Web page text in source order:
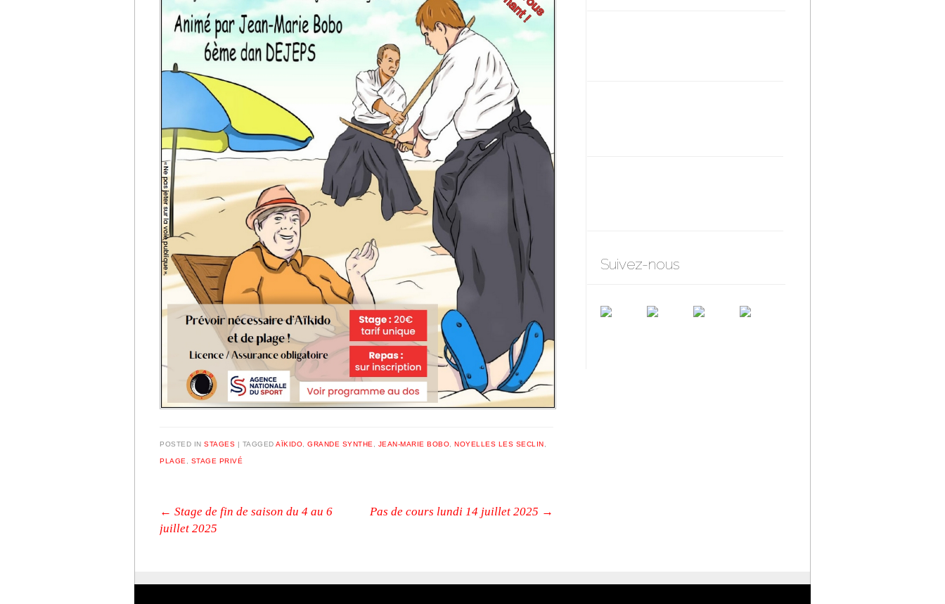
POSTED IN STAGES | TAGGED AÏKIDO GRANDE SYNTHE JEAN-MARIE BOBO NOYELLES LES SECLIN
PLAGE STAGE PRIVÉ
Post navigation
← Stage de fin de saison du 4 au 6
juillet 2025
Pas de cours lundi 14 juillet 2025 →
Suivez-nous